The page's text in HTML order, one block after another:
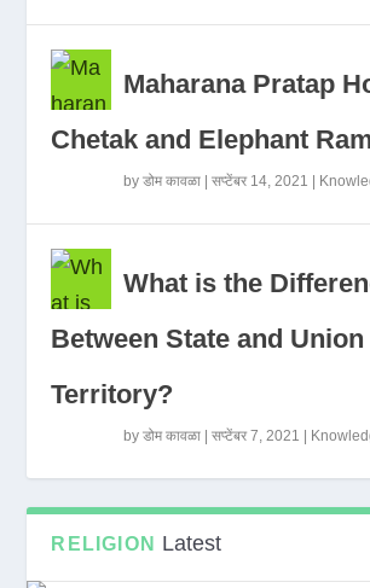
Maharana Pratap
Chetak and Elephant
byडोम कावळा |सप्टेंबर 14, 2021
What is the
Between State and Union
Territory?
byडोम कावळा |सप्टेंबर 7, 2021
RELIGION Latest